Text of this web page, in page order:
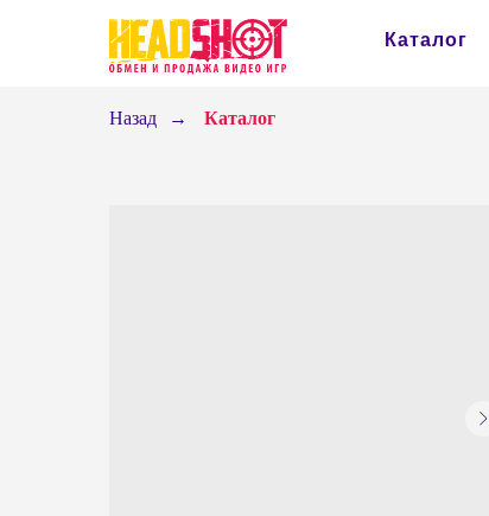
Каталог
Назад → Каталог